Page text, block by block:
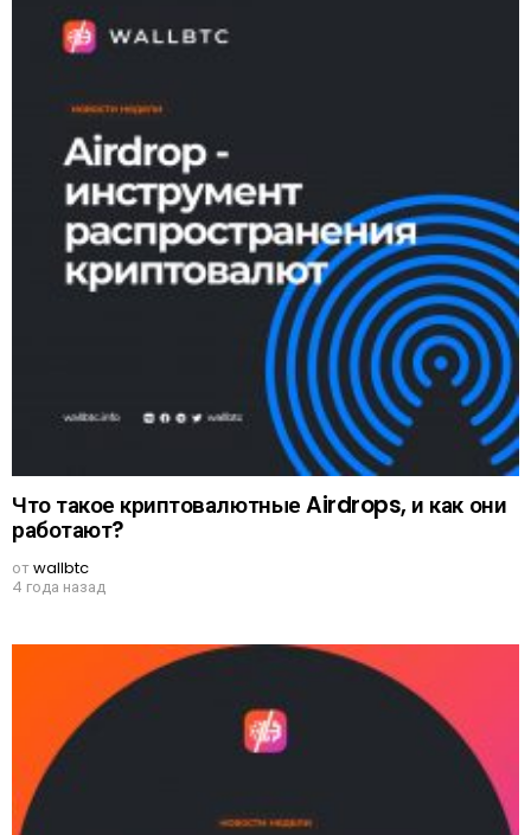
Что такое криптовалютные Airdrops, и как они
работают?
отwallbtc
4 года назад